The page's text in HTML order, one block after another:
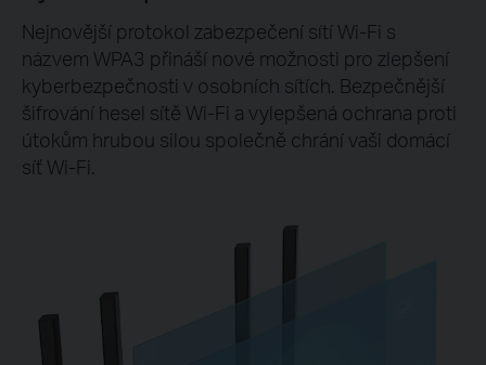
Nejnovější protokol zabezpečení sítí Wi-Fi s
názvem WPA3 přináší nové možnosti pro zlepšení
kyberbezpečnosti v osobních sítích. Bezpečnější
šifrování hesel sítě Wi-Fi a vylepšená ochrana proti
útokům hrubou silou společně chrání vaši domácí
síť Wi-Fi.